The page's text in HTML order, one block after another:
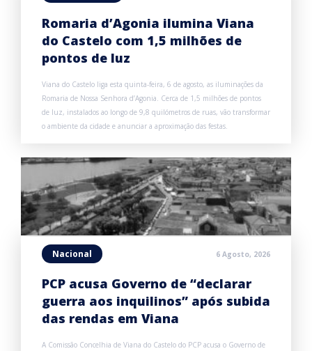
Romaria d’Agonia ilumina Viana
do Castelo com 1,5 milhões de
pontos de luz
Viana do Castelo liga esta quinta-feira, 6 de agosto, as iluminações da
Romaria de Nossa Senhora d’Agonia. Cerca de 1,5 milhões de pontos
de luz, instalados ao longo de 9,8 quilómetros de ruas, vão transformar
o ambiente da cidade e anunciar a aproximação das festas.
Nacional 6 Agosto, 2026
PCP acusa Governo de “declarar
guerra aos inquilinos” após subida
das rendas em Viana
A Comissão Concelhia de Viana do Castelo do PCP acusa o Governo de